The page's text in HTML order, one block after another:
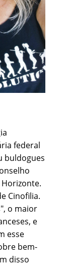
federal
buldogues
Cinofilia.
o maior
e
esse
bem-
disso